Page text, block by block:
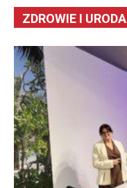
ZDROWIE I URODA